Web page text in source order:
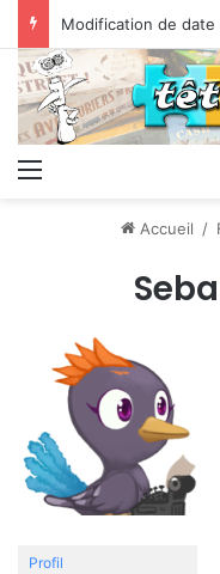
Modification de
Menu
Accueil /
Profil